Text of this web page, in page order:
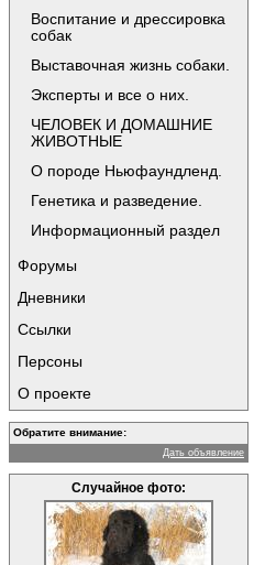
Воспитание и дрессировка
собак
Выставочная жизнь собаки.
Эксперты и все о них.
ЧЕЛОВЕК И ДОМАШНИЕ
ЖИВОТНЫЕ
О породе Ньюфаундленд.
Генетика и разведение.
Информационный раздел
Форумы
Дневники
Ссылки
Персоны
О проекте
Обратите внимание:
Дать объявление
Случайное фото: